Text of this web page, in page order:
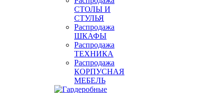
СТОЛЫ И
СТУЛЬЯ
Распродажа
ШКАФЫ
Распродажа
ТЕХНИКА
Распродажа
КОРПУСНАЯ
МЕБЕЛЬ